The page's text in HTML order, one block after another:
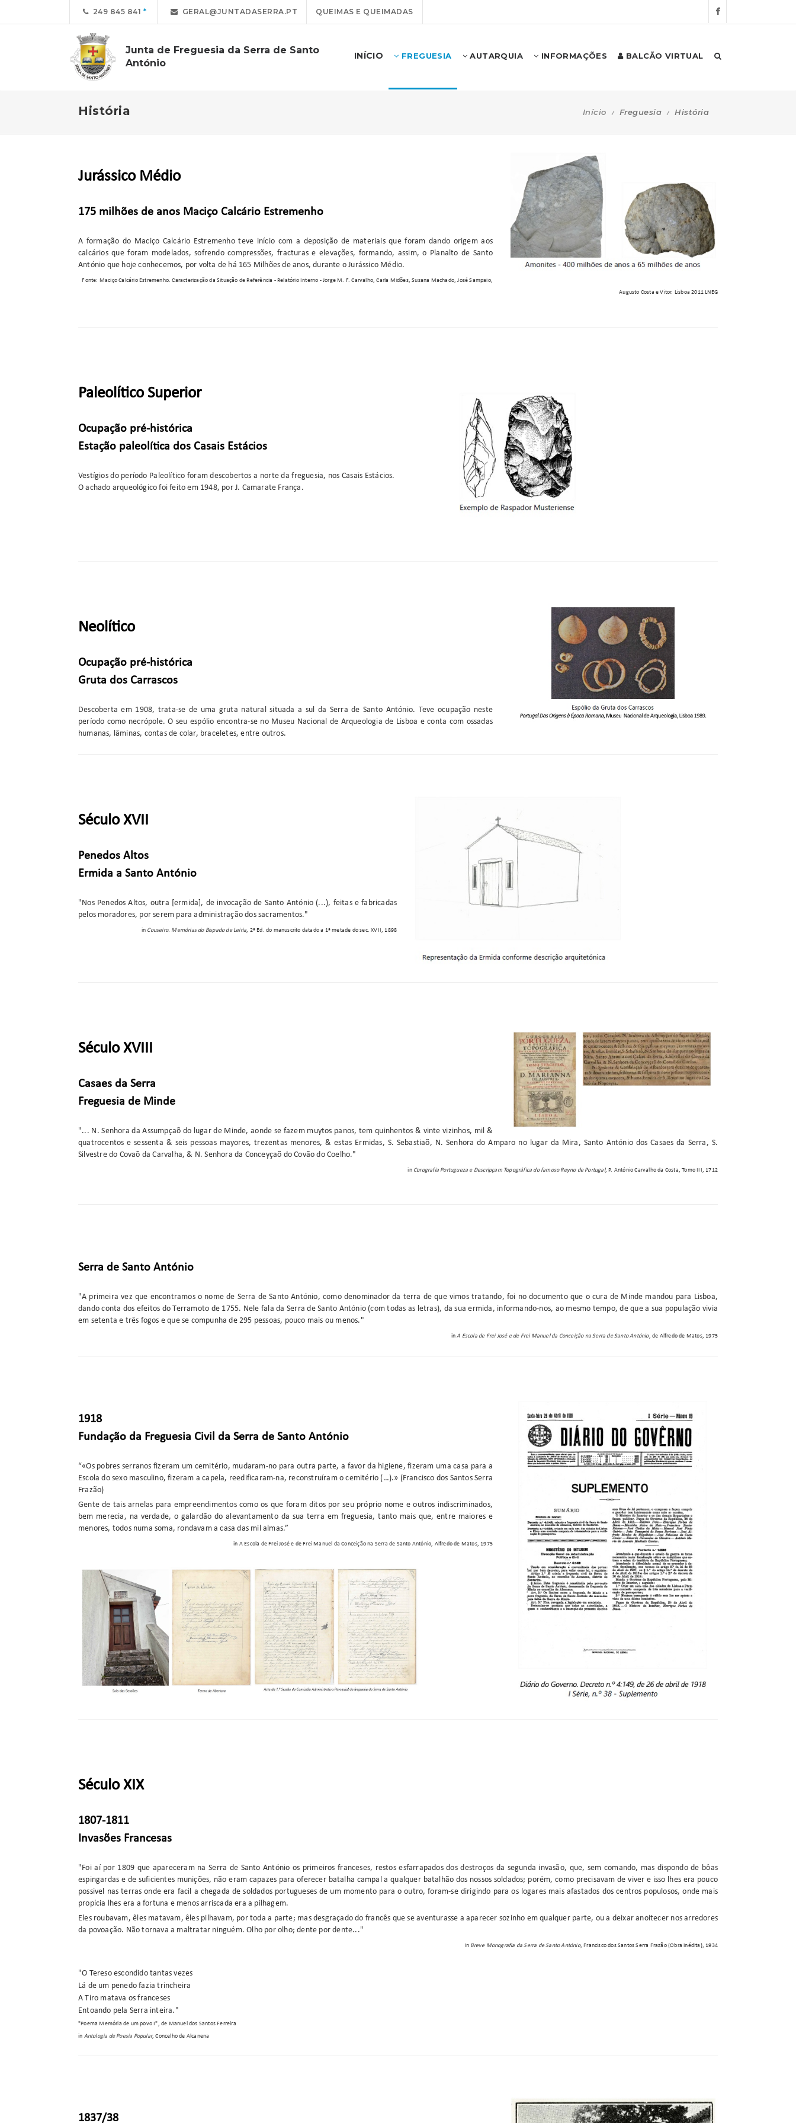
249 845 841 GERAL@JUNTADASERRA.PT QUEIMAS E QUEIMADAS
Junta de Freguesia da Serra de Santo
António
INÍCIO FREGUESIA AUTARQUIA INFORMAÇÕES BALCÃO VIRTUAL
História Início Freguesia História
Jurássico Médio
175 milhões de anos Maciço Calcário Estremenho
A formação do Maciço Calcário Estremenho teve início com a deposição de materiais que foram dando origem aos
calcários que foram modelados, sofrendo compressões, fracturas e elevações, formando, assim, o Planalto de Santo
António que hoje conhecemos, por volta de há 165 Milhões de anos, durante o Jurássico Médio.
Fonte: Maciço Calcário Estremenho. Caracterização da Situação de Referência - Relatório Interno - Jorge M. F. Carvalho, Carla Midões, Susana Machado, José Sampaio,
Augusto Costa e Vitor. Lisboa 2011 LNEG
Paleolítico Superior
Ocupação pré-histórica
Estação paleolítica dos Casais Estácios
Vestígios do período Paleolítico foram descobertos a norte da freguesia, nos Casais Estácios.
O achado arqueológico foi feito em 1948, por J. Camarate França.
Neolítico
Ocupação pré-histórica
Gruta dos Carrascos
Descoberta em 1908, trata-se de uma gruta natural situada a sul da Serra de Santo António. Teve ocupação neste
período como necrópole. O seu espólio encontra-se no Museu Nacional de Arqueologia de Lisboa e conta com ossadas
humanas, lâminas, contas de colar, braceletes, entre outros.
Século XVII
Penedos Altos
Ermida a Santo António
"Nos Penedos Altos, outra [ermida], de invocação de Santo António (...), feitas e fabricadas
pelos moradores, por serem para administração dos sacramentos."
in Couseiro. Memórias do Bispado de Leiria, 2ª Ed. do manuscrito datado a 1ª metade do sec. XVII, 1898
Século XVIII
Casaes da Serra
Freguesia de Minde
"... N. Senhora da Assumpçaõ do lugar de Minde, aonde se fazem muytos panos, tem quinhentos & vinte vizinhos, mil &
quatrocentos e sessenta & seis pessoas mayores, trezentas menores, & estas Ermidas, S. Sebastiaõ, N. Senhora do Amparo no lugar da Mira, Santo António dos Casaes da Serra, S.
Silvestre do Covaõ da Carvalha, & N. Senhora da Conceyçaõ do Covão do Coelho."
in Corografia Portugueza e Descripçam Topográfica do famoso Reyno de Portugal, P. António Carvalho da Costa, Tomo III, 1712
Serra de Santo António
"A primeira vez que encontramos o nome de Serra de Santo António, como denominador da terra de que vimos tratando, foi no documento que o cura de Minde mandou para Lisboa,
dando conta dos efeitos do Terramoto de 1755. Nele fala da Serra de Santo António (com todas as letras), da sua ermida, informando-nos, ao mesmo tempo, de que a sua população vivia
em setenta e três fogos e que se compunha de 295 pessoas, pouco mais ou menos."
inA Escola de Frei José e de Frei Manuel da Conceição na Serra de Santo António, de Alfredo de Matos, 1975
1918
Fundação da Freguesia Civil da Serra de Santo António
“«Os pobres serranos fizeram um cemitério, mudaram-no para outra parte, a favor da higiene, fizeram uma casa para a
Escola do sexo masculino, fizeram a capela, reedificaram-na, reconstruíram o cemitério (…).» (Francisco dos Santos Serra
Frazão)
Gente de tais arnelas para empreendimentos como os que foram ditos por seu próprio nome e outros indiscriminados,
bem merecia, na verdade, o galardão do alevantamento da sua terra em freguesia, tanto mais que, entre maiores e
menores, todos numa soma, rondavam a casa das mil almas.”
in A Escola de Frei José e de Frei Manuel da Conceição na Serra de Santo António, Alfredo de Matos, 1975
Século XIX
1807-1811
Invasões Francesas
"Foi aí por 1809 que apareceram na Serra de Santo António os primeiros franceses, restos esfarrapados dos destroços da segunda invasão, que, sem comando, mas dispondo de bôas
espingardas e de suficientes munições, não eram capazes para oferecer batalha campal a qualquer batalhão dos nossos soldados; porém, como precisavam de viver e isso lhes era pouco
possivel nas terras onde era facil a chegada de soldados portugueses de um momento para o outro, foram-se dirigindo para os logares mais afastados dos centros populosos, onde mais
propícia lhes era a fortuna e menos arriscada era a pilhagem.
Eles roubavam, êles matavam, êles pilhavam, por toda a parte; mas desgraçado do francês que se aventurasse a aparecer sozinho em qualquer parte, ou a deixar anoitecer nos arredores
da povoação. Não tornava a maltratar ninguém. Olho por olho; dente por dente..."
in Breve Monografia da Serra de Santo António, Francisco dos Santos Serra Frazão (Obra inédita), 1934
"O Tereso escondido tantas vezes
Lá de um penedo fazia trincheira
A Tiro matava os franceses
Entoando pela Serra inteira."
"Poema Memória de um povo I", de Manuel dos Santos Ferreira
in Antologia de Poesia Popular, Concelho de Alcanena
1837/38